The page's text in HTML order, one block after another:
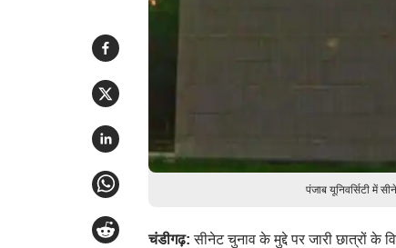
पंजाब यूनिवर्सिटी में
चंडीगढ़:सीनेट चुनाव के मुद्दे पर जारी छात्रों के